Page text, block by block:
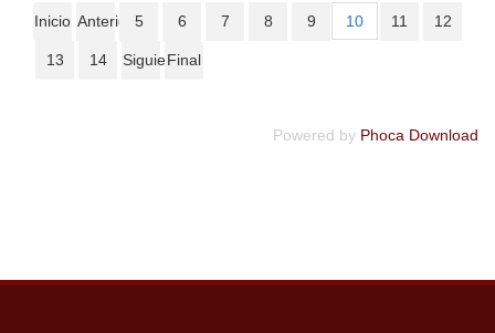
Inicio Anterior 5 6 7 8 9 10 11 12
13 14 Siguiente
Final
Powered by Phoca Download